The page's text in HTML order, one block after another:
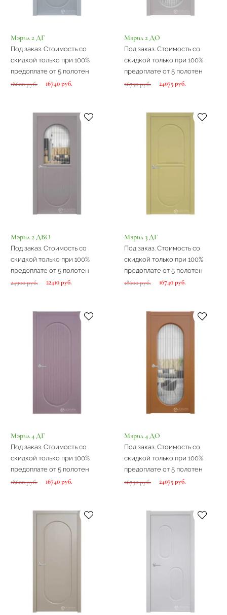
Мэрил 2 ДГ
Под заказ. Стоимость со
скидкой только при 100%
предоплате от 5 полотен
18600 руб. 16740 руб.
Мэрил 2 ДО
Под заказ. Стоимость со
скидкой только при 100%
предоплате от 5 полотен
26750 руб. 24075 руб.
Мэрил 2 ДВО
Под заказ. Стоимость со
скидкой только при 100%
предоплате от 5 полотен
24900 руб. 22410 руб.
Мэрил 3 ДГ
Под заказ. Стоимость со
скидкой только при 100%
предоплате от 5 полотен
18600 руб. 16740 руб.
Мэрил 4 ДГ
Под заказ. Стоимость со
скидкой только при 100%
предоплате от 5 полотен
18600 руб. 16740 руб.
Мэрил 4 ДО
Под заказ. Стоимость со
скидкой только при 100%
предоплате от 5 полотен
26750 руб. 24075 руб.